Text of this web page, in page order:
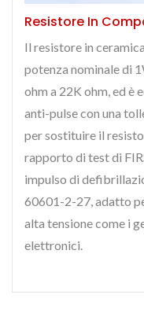
Resistore In
Il resistore in
potenza nominale di
ohm a 22K ohm, ed è
anti-pulse con una
per sostituire il
rapporto di test di
impulso di
60601-2-27, adatto
alta tensione come i
elettronici.